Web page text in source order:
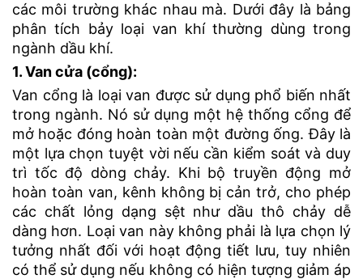
các môi trường khác nhau mà. Dưới đây là bảng
phân tích bảy loại van khí thường dùng trong
ngành dầu khí.
1. Van cửa (cổng):
Van cổng là loại van được sử dụng phổ biến nhất
trong ngành. Nó sử dụng một hệ thống cổng để
mở hoặc đóng hoàn toàn một đường ống. Đây là
một lựa chọn tuyệt vời nếu cần kiểm soát và duy
trì tốc độ dòng chảy. Khi bộ truyền động mở
hoàn toàn van, kênh không bị cản trở, cho phép
các chất lỏng dạng sệt như dầu thô chảy dễ
dàng hơn. Loại van này không phải là lựa chọn lý
tưởng nhất đối với hoạt động tiết lưu, tuy nhiên
có thể sử dụng nếu không có hiện tượng giảm áp